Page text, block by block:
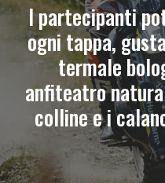
I partecipanti
ogni tappa,
termale
anfiteatro
colline e i